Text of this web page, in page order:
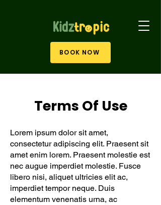
BOOK NOW
Terms Of Use
Lorem ipsum dolor sit amet,
consectetur adipiscing elit. Praesent sit
amet enim lorem. Praesent molestie est
nec augue imperdiet molestie. Fusce
libero nisi, aliquet ultricies elit ac,
imperdiet tempor neque. Duis
elementum venenatis urna, ac